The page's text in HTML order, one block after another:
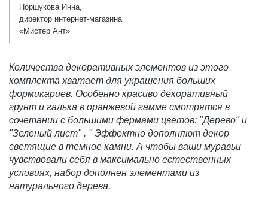
Количества декоративных элементов из этого
комплекта хватает для украшения больших
формикариев. Особенно красиво декоративный
грунт и галька в оранжевой гамме смотрятся в
сочетании с большими фермами цветов: "Дерево" и
"Зеленый лист" . " Эффектно дополняют декор
светящие в темное камни. А чтобы ваши муравьи
чувствовали себя в максимально естественных
условиях, набор дополнен элементами из
натурального дерева.
Поршукова Инна,
директор интернет-магазина
«Мистер Ант»